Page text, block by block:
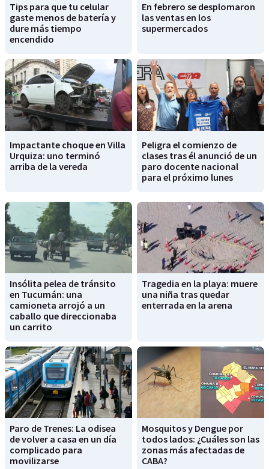
Tips para que tu celular
gaste menos de batería y
dure más tiempo
encendido
En febrero se desplomaron
las ventas en los
supermercados
Impactante choque en Villa
Urquiza: uno terminó
arriba de la vereda
Peligra el comienzo de
clases tras él anunció de un
paro docente nacional
para el próximo lunes
Insólita pelea de tránsito
en Tucumán: una
camioneta arrojó a un
caballo que direccionaba
un carrito
Tragedia en la playa: muere
una niña tras quedar
enterrada en la arena
Paro de Trenes: La odisea
de volver a casa en un día
complicado para
movilizarse
Mosquitos y Dengue por
todos lados: ¿Cuáles son las
zonas más afectadas de
CABA?